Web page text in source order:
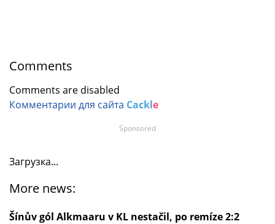
Comments
Comments are disabled
Комментарии для сайта Cackle
Загрузка...
More news:
Šínův gól Alkmaaru v KL nestačil, po remíze 2:2
Sponsored